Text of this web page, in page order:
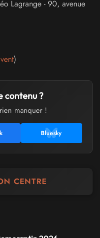
Lagrange -90, avenue
)
contenu ?
manquer !
Bluesky
CENTRE